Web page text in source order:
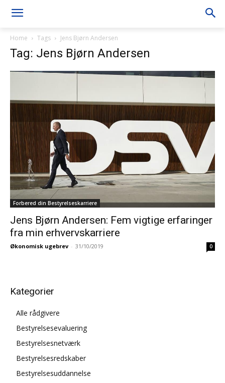
Home Tags Jens Bjørn Andersen
Tag: Jens Bjørn Andersen
Forbered din Bestyrelseskarriere
Jens Bjørn Andersen: Fem vigtige erfaringer
fra min erhvervskarriere
Økonomisk ugebrev - 31/10/2019 0
Kategorier
Alle rådgivere
Bestyrelsesevaluering
Bestyrelsesnetværk
Bestyrelsesredskaber
Bestyrelsesuddannelse